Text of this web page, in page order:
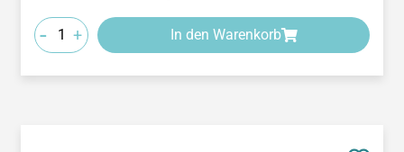
- + In den Warenkorb